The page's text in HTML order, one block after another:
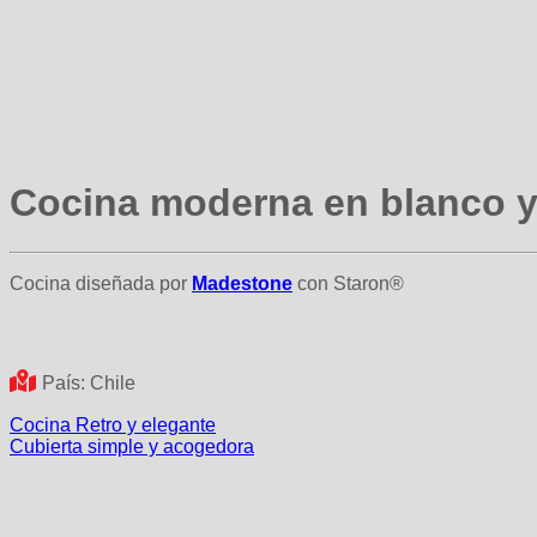
Cocina moderna en blanco
Cocina diseñada por Madestone con Staron®
País: Chile
Cocina Retro y elegante
Cubierta simple y acogedora